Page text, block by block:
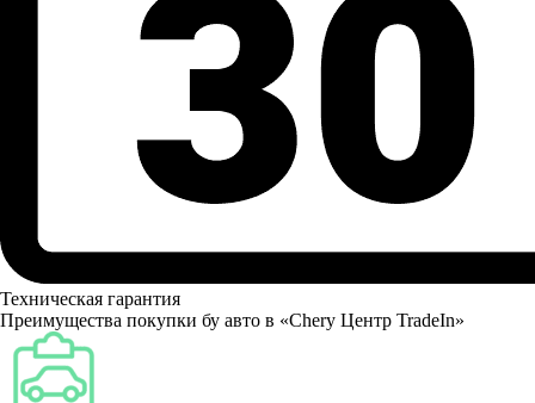
Техническая гарантия
Преимущества покупки бу авто в «Chery Центр TradeIn»